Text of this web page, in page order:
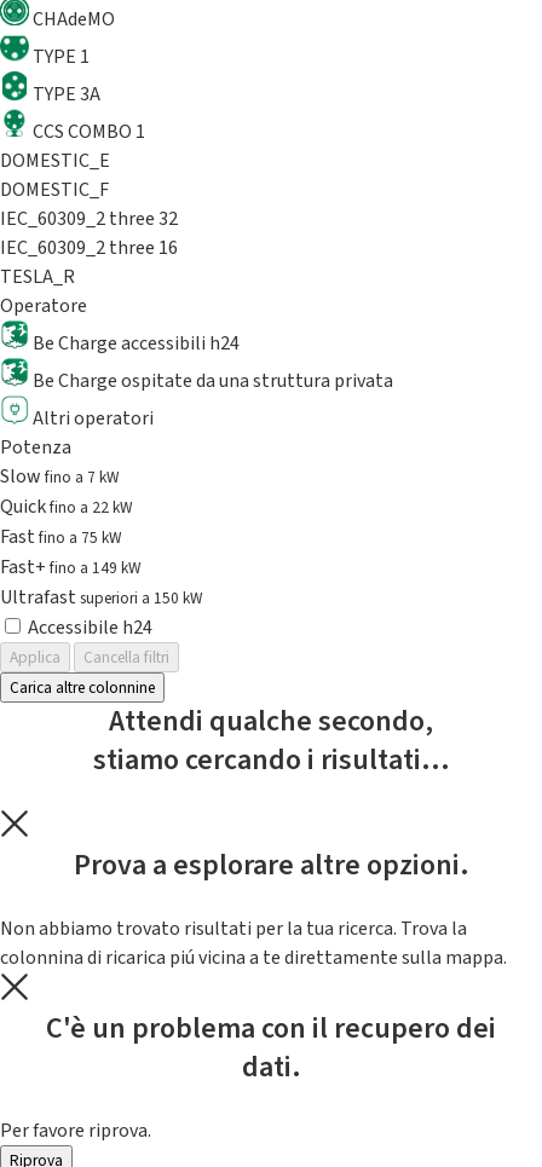
CHAdeMO
TYPE 1
TYPE 3A
CCS COMBO 1
DOMESTIC_E
DOMESTIC_F
IEC_60309_2 three 32
IEC_60309_2 three 16
TESLA_R
Operatore
Be Charge accessibili h24
Be Charge ospitate da una struttura privata
Altri operatori
Potenza
Slowfino a 7 kW
Quickfino a 22 kW
Fastfino a 75 kW
Fast+fino a 149 kW
Ultrafast superiori a 150 kW
Accessibile h24
Applica
Cancella filtri
Carica altre colonnine
Attendi qualche secondo,
stiamo cercando i risultati...
Prova a esplorare altre opzioni.
Non abbiamo trovato risultati per la tua ricerca. Trova la
colonnina di ricarica piú vicina a te direttamente sulla mappa.
C'è un problema con il recupero dei
dati.
Per favore riprova.
Riprova